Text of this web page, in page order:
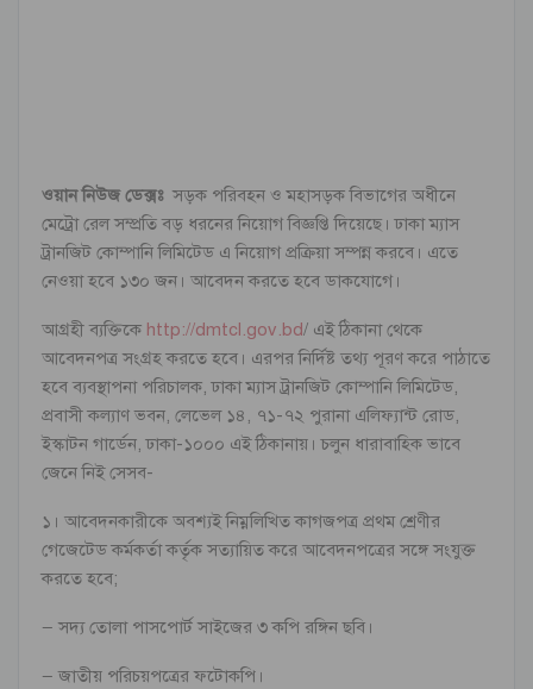
ওয়ান নিউজ ডেক্সঃ সড়ক পরিবহন ও মহাসড়ক বিভাগের অধীনে
মেট্রো রেল সম্প্রতি বড় ধরনের নিয়োগ বিজ্ঞপ্তি দিয়েছে। ঢাকা ম্যাস
ট্রানজিট কোম্পানি লিমিটেড এ নিয়োগ প্রক্রিয়া সম্পন্ন করবে। এতে
নেওয়া হবে ১৩০ জন। আবেদন করতে হবে ডাকযোগে।
আগ্রহী ব্যক্তিকে http://dmtcl.gov.bd/ এই ঠিকানা থেকে
আবেদনপত্র সংগ্রহ করতে হবে। এরপর নির্দিষ্ট তথ্য পূরণ করে পাঠাতে
হবে ব্যবস্থাপনা পরিচালক, ঢাকা ম্যাস ট্রানজিট কোম্পানি লিমিটেড,
প্রবাসী কল্যাণ ভবন, লেভেল ১৪, ৭১-৭২ পুরানা এলিফ্যান্ট রোড,
ইস্কাটন গার্ডেন, ঢাকা-১০০০ এই ঠিকানায়। চলুন ধারাবাহিক ভাবে
জেনে নিই সেসব-
১। আবেদনকারীকে অবশ্যই নিম্নলিখিত কাগজপত্র প্রথম শ্রেণীর
গেজেটেড কর্মকর্তা কর্তৃক সত্যায়িত করে আবেদনপত্রের সঙ্গে সংযুক্ত
করতে হবে;
– সদ্য তোলা পাসপোর্ট সাইজের ৩ কপি রঙ্গিন ছবি।
– জাতীয় পরিচয়পত্রের ফটোকপি।